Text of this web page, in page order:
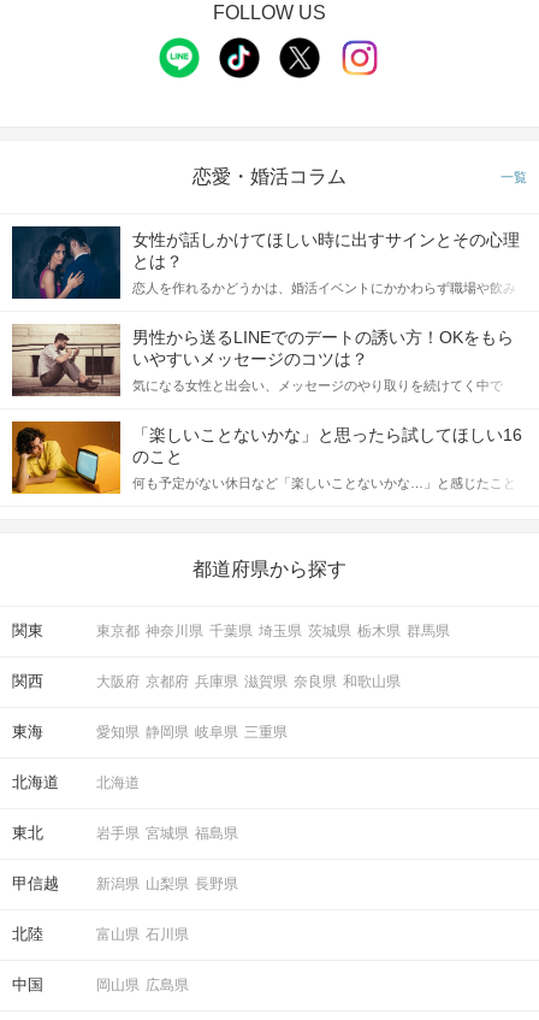
FOLLOW US
恋愛・婚活コラム 一覧
女性が話しかけてほしい時に出すサインとその心理
とは？
恋人を作れるかどうかは、婚活イベントにかかわらず職場や飲み
てアプローチできるかにも左右されます。 これから恋人作りを本
格的に始めようとしている方は、女性が異性を求めて出すサイン
をしっかりと理解し、正しい行動に移せるかどうかが重要。 この
記事では、女性が話しかけて欲しい時に出すサインとその心理を
合にどのような行動に繋げるべきかをご紹介していきます。
男性から送るLINEでのデートの誘い方！OKをもら
いやすいメッセージのコツは？
気になる女性と出会い、メッセージのやり取りを続けてく中で
しかし、中には「どう誘ったらいいの？」とお困りの男性もいら
っしゃるのではないでしょうか。 そこで今回は、男性から女性へ
送るLINEでのデートの誘い方のコツをご紹介します。例文も混じ
えながら解説するので、ぜひ参考にしてください。
「楽しいことないかな」と思ったら試してほしい16
のこと
何も予定がない休日など「楽しいことないかな…」と感じたこと
の楽しいことアイデアを集めました♪ いままさに楽しいことを探し
都道府県から探す
関東 東京都 神奈川県 千葉県 埼玉県 茨城県 栃木県 群馬県
関西 大阪府 京都府 兵庫県 滋賀県 奈良県 和歌山県
東海 愛知県 静岡県 岐阜県 三重県
北海道 北海道
東北 岩手県 宮城県 福島県
甲信越 新潟県 山梨県 長野県
北陸 富山県 石川県
中国 岡山県 広島県